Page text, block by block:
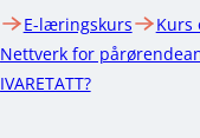
E-læringskurs Kurs
Nettverk for
IVARETATT?